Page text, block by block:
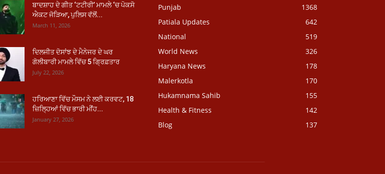
ਬਾਦਸ਼ਾਹ ਦੇ ਗੀਤ ‘ਟਟੀਰੀ’ ਮਾਮਲੇ ‘ਚ ਪੋਕਸੋ
ਐਕਟ ਜੋੜਿਆ, ਪੁਲਿਸ ਵੱਲੋਂ...
March 11, 2026
ਦਿਲਜੀਤ ਦੋਸਾਂਝ ਦੇ ਮੈਨੇਜਰ ਦੇ ਘਰ
ਗੋਲੀਬਾਰੀ ਮਾਮਲੇ ਵਿੱਚ 5 ਗ੍ਰਿਫ਼ਤਾਰ
July 22, 2026
ਹਰਿਆਣਾ ਵਿੱਚ ਮੌਸਮ ਨੇ ਲਈ ਕਰਵਟ, 18
ਜ਼ਿਲ੍ਹਿਆਂ ਵਿੱਚ ਭਾਰੀ ਮੀਂਹ...
January 27, 2026
Punjab
1368
Patiala Updates
642
National
519
World News
326
Haryana News
178
Malerkotla
170
Hukamnama Sahib
155
Health & Fitness
142
Blog
137